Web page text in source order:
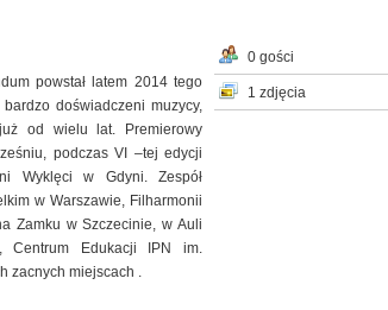
powstał latem 2014 tego
doświadczeni muzycy,
od wielu lat. Premierowy
podczas VI –tej edycji
Wyklęci w Gdyni. Zespół
w Warszawie, Filharmonii
Zamku w Szczecinie, w Auli
Centrum Edukacji IPN im.
zacnych miejscach .
0 gości
1 zdjęcia